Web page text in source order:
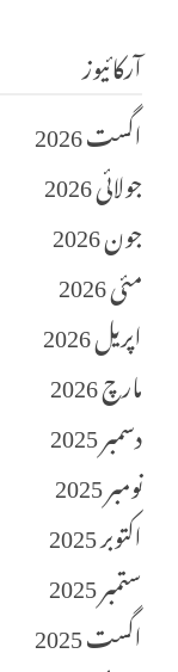
آرکائیوز
اگست 2026
جولائی 2026
جون 2026
مئی 2026
اپریل 2026
مارچ 2026
دسمبر 2025
نومبر 2025
اکتوبر 2025
ستمبر 2025
اگست 2025